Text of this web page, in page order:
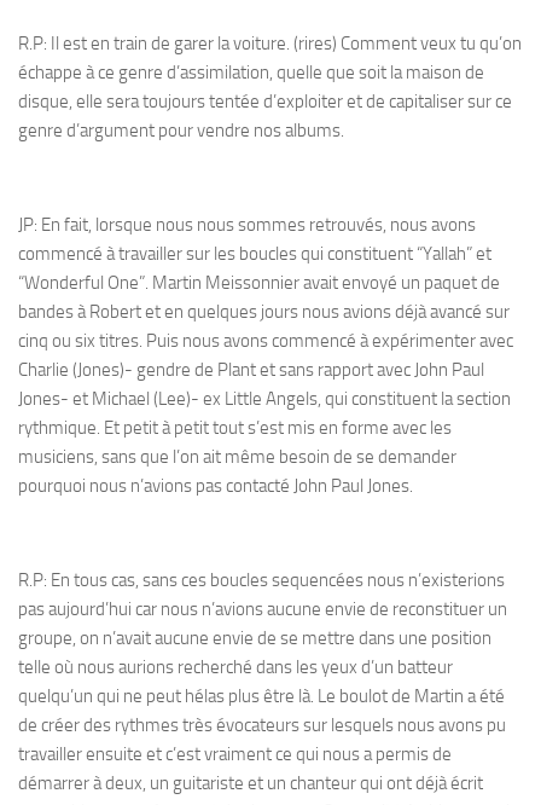
R.P: Il est en train de garer la voiture. (rires) Comment veux tu qu’on
échappe à ce genre d’assimilation, quelle que soit la maison de
disque, elle sera toujours tentée d’exploiter et de capitaliser sur ce
genre d’argument pour vendre nos albums.
JP: En fait, lorsque nous nous sommes retrouvés, nous avons
commencé à travailler sur les boucles qui constituent “Yallah” et
“Wonderful One”. Martin Meissonnier avait envoyé un paquet de
bandes à Robert et en quelques jours nous avions déjà avancé sur
cinq ou six titres. Puis nous avons commencé à expérimenter avec
Charlie (Jones)- gendre de Plant et sans rapport avec John Paul
Jones- et Michael (Lee)- ex Little Angels, qui constituent la section
rythmique. Et petit à petit tout s’est mis en forme avec les
musiciens, sans que l’on ait même besoin de se demander
pourquoi nous n’avions pas contacté John Paul Jones.
R.P: En tous cas, sans ces boucles sequencées nous n’existerions
pas aujourd’hui car nous n’avions aucune envie de reconstituer un
groupe, on n’avait aucune envie de se mettre dans une position
telle où nous aurions recherché dans les yeux d’un batteur
quelqu’un qui ne peut hélas plus être là. Le boulot de Martin a été
de créer des rythmes très évocateurs sur lesquels nous avons pu
travailler ensuite et c’est vraiment ce qui nous a permis de
démarrer à deux, un guitariste et un chanteur qui ont déjà écrit